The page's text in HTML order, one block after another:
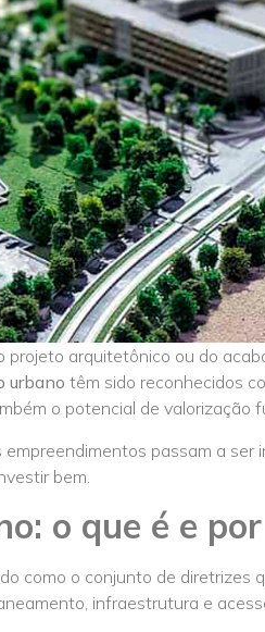
arquitetônico ou do
urbano têm sido reconhecidos
o potencial de valorização
passam a
bem.
o que é e
como o conjunto de diretrizes
infraestrutura e